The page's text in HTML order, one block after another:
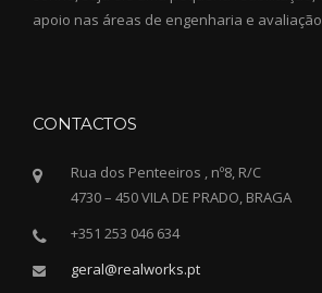
apoio nas áreas de engenharia e
CONTACTOS
Rua dos Penteeiros , nº8, R/C
4730 – 450 VILA DE PRADO, BRAGA
+351 253 046 634
geral@realworks.pt